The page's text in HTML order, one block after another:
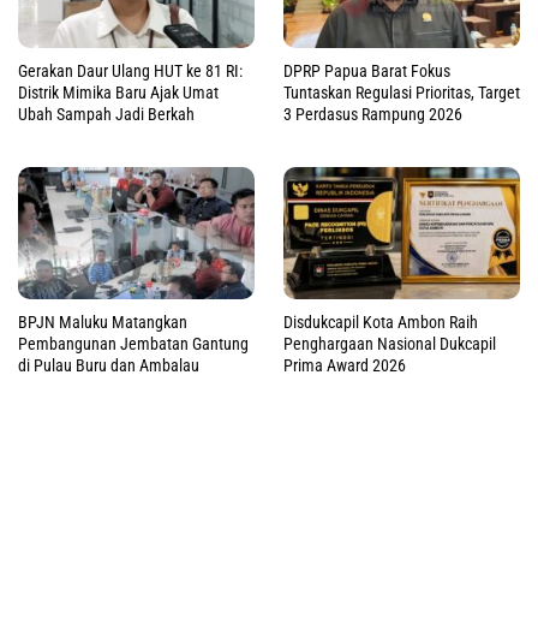
Gerakan Daur Ulang HUT ke 81 RI:
Distrik Mimika Baru Ajak Umat
Ubah Sampah Jadi Berkah
DPRP Papua Barat Fokus
Tuntaskan Regulasi Prioritas, Target
3 Perdasus Rampung 2026
BPJN Maluku Matangkan
Pembangunan Jembatan Gantung
di Pulau Buru dan Ambalau
Disdukcapil Kota Ambon Raih
Penghargaan Nasional Dukcapil
Prima Award 2026